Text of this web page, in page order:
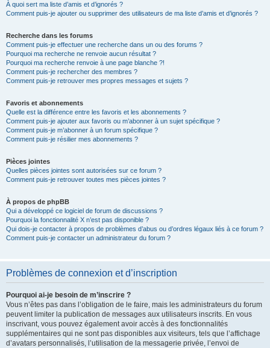
À quoi sert ma liste d’amis et d’ignorés ?
Comment puis-je ajouter ou supprimer des utilisateurs de ma liste d’amis et d’ignorés ?
Recherche dans les forums
Comment puis-je effectuer une recherche dans un ou des forums ?
Pourquoi ma recherche ne renvoie aucun résultat ?
Pourquoi ma recherche renvoie à une page blanche ?!
Comment puis-je rechercher des membres ?
Comment puis-je retrouver mes propres messages et sujets ?
Favoris et abonnements
Quelle est la différence entre les favoris et les abonnements ?
Comment puis-je ajouter aux favoris ou m’abonner à un sujet spécifique ?
Comment puis-je m’abonner à un forum spécifique ?
Comment puis-je résilier mes abonnements ?
Pièces jointes
Quelles pièces jointes sont autorisées sur ce forum ?
Comment puis-je retrouver toutes mes pièces jointes ?
À propos de phpBB
Qui a développé ce logiciel de forum de discussions ?
Pourquoi la fonctionnalité X n’est pas disponible ?
Qui dois-je contacter à propos de problèmes d’abus ou d’ordres légaux liés à ce forum ?
Comment puis-je contacter un administrateur du forum ?
Problèmes de connexion et d’inscription
Pourquoi ai-je besoin de m’inscrire ?
Vous n’êtes pas dans l’obligation de le faire, mais les administrateurs du forum
peuvent limiter la publication de messages aux utilisateurs inscrits. En vous
inscrivant, vous pouvez également avoir accès à des fonctionnalités
supplémentaires qui ne sont pas disponibles aux visiteurs, tels que l’affichage
d’avatars personnalisés, l’utilisation de la messagerie privée, l’envoi de